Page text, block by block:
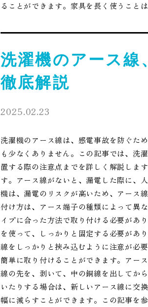
ることができます。家具を長く使うこと
洗濯機のアース線
徹底解説
2025.02.23
洗濯機のアース線は、感電事故を防ぐた
も少なくありません。この記事では、洗
置する際の注意点までを詳しく解説しま
す。アース線がないと、漏電した際に、
機は、漏電のリスクが高いため、アース
付け方は、アース端子の種類によって異
イプに合った方法で取り付ける必要があ
を使って、しっかりと固定する必要があ
線をしっかりと挟み込むように注意が必
簡単に取り付けることができます。アー
線の先を、剥いて、中の銅線を出してか
いたりする場合は、新しいアース線に交
幅に減らすことができます。この記事を